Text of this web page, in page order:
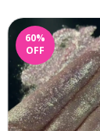
60%
OFF